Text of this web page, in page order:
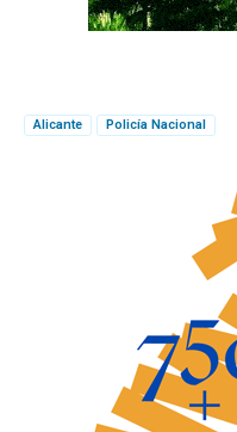
Alicante
Policía Nacional